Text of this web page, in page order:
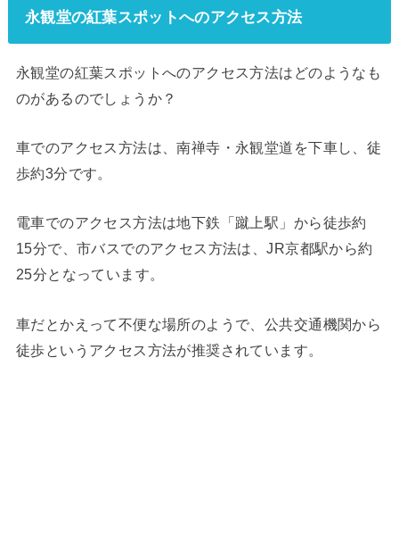
永観堂の紅葉スポットへのアクセス方法
永観堂の紅葉スポットへのアクセス方法はどのようなも
のがあるのでしょうか？
車でのアクセス方法は、南禅寺・永観堂道を下車し、徒
歩約3分です。
電車でのアクセス方法は地下鉄「蹴上駅」から徒歩約
15分で、市バスでのアクセス方法は、JR京都駅から約
25分となっています。
車だとかえって不便な場所のようで、公共交通機関から
徒歩というアクセス方法が推奨されています。